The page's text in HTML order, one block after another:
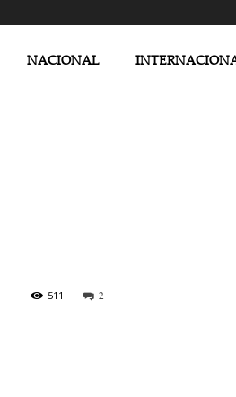
NACIONAL
2
511